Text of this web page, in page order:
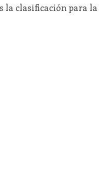
la clasificación para la